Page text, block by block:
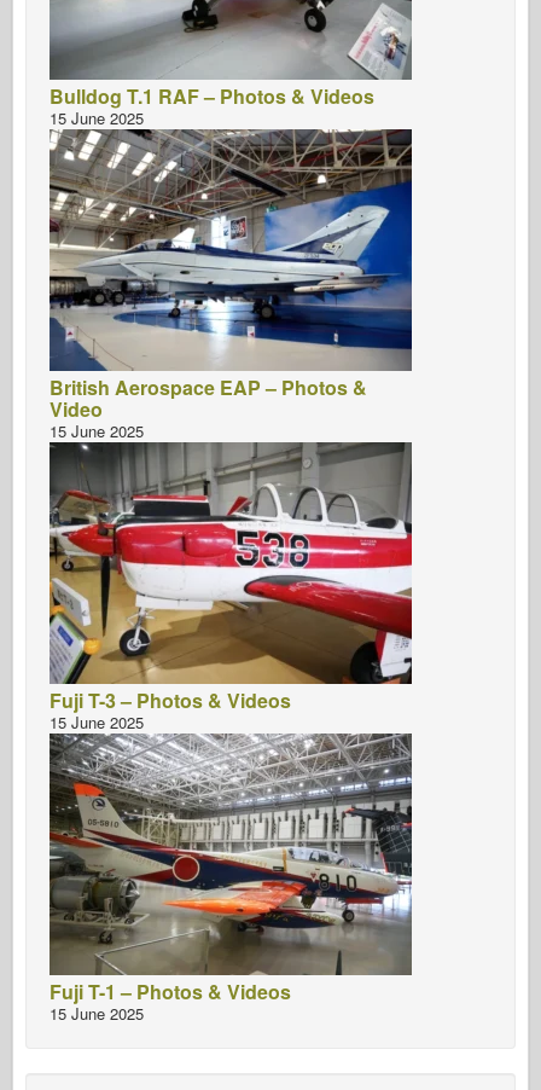
Bulldog T.1 RAF – Photos & Videos
15 June 2025
British Aerospace EAP – Photos &
Video
15 June 2025
Fuji T-3 – Photos & Videos
15 June 2025
Fuji T-1 – Photos & Videos
15 June 2025